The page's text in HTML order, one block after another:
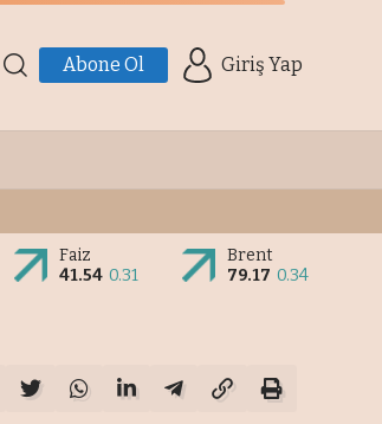
Abone Ol Giriş Yap
Faiz
41.54 0.31
Brent
79.17 0.34